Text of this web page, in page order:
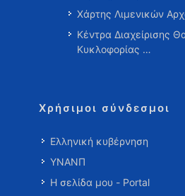
Χάρτης Λιμενικών
Κέντρα Διαχείρισης
Κυκλοφορίας …
Χρήσιμοι σύνδεσμοι
Ελληνική κυβέρνηση
ΥΝΑΝΠ
Η σελίδα μου - Portal